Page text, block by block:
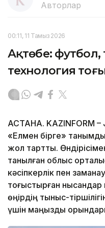
Авторлар
00:11, 11 Тамыз 2026
Ақтөбе:
технология
АСТАНА. KAZINFORM
«Елмен бірге»
жол тартты.
танылған облыс
кәсіпкерлік пен
тоғыстырған нысандар
өңірдің тыныс-
үшін маңызды